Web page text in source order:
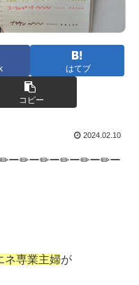
はてブ
コピー
2024.02.10
ー✏ー✏ー✏ー✏ー✏ー
ネ専業主婦が